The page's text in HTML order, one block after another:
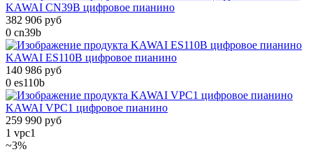
KAWAI CN39B цифровое пианино
382 906 руб
0 cn39b
KAWAI ES110B цифровое пианино
140 986 руб
0 es110b
KAWAI VPC1 цифровое пианино
259 990 руб
1 vpc1
~3%